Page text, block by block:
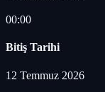
00:00
Bitiş Tarihi
12 Temmuz 2026